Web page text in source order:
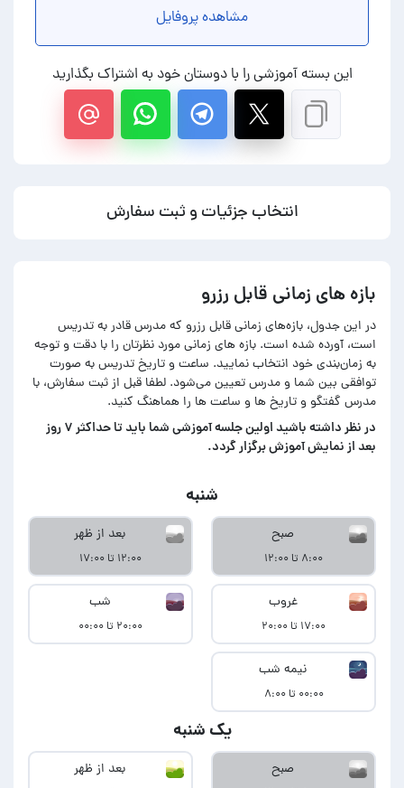
مشاهده پروفایل
این بسته آموزشی را با دوستان خود به اشتراک بگذارید
انتخاب جزئیات و ثبت سفارش
بازه های زمانی قابل رزرو
در این جدول، بازه‌های زمانی قابل رزرو که مدرس قادر به تدریس
است، آورده شده است. بازه های زمانی مورد نظرتان را با دقت و توجه
به زمان‌بندی خود انتخاب نمایید. ساعت و تاریخ تدریس به صورت
توافقی بین شما و مدرس تعیین می‌شود. لطفا قبل از ثبت سفارش، با
مدرس گفتگو و تاریخ ها و ساعت ها را هماهنگ کنید.
در‌ نظر داشته باشید اولین جلسه آموزشی شما باید تا حداکثر ۷ روز
بعد از نمایش آموزش برگزار گردد.
شنبه
صبح
۸:۰۰ تا ۱۲:۰۰
بعد از ظهر
۱۲:۰۰ تا ۱۷:۰۰
غروب
۱۷:۰۰ تا ۲۰:۰۰
شب
۲۰:۰۰ تا ۰۰:۰۰
نیمه شب
۰۰:۰۰ تا ۸:۰۰
یک شنبه
صبح بعد از ظهر